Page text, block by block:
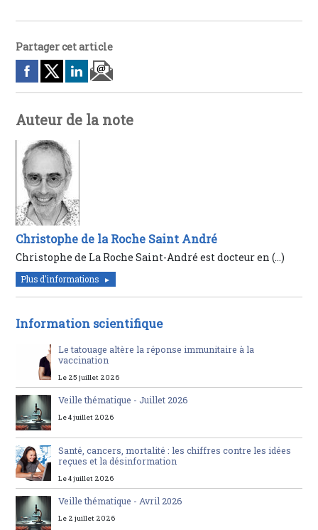
Partager cet article
Auteur de la note
Christophe de la Roche Saint André
Christophe de La Roche Saint-André est docteur en (…)
Plus d'informations
Information scientifique
Le tatouage altère la réponse immunitaire à la
vaccination
Le 25 juillet 2026
Veille thématique - Juillet 2026
Le 4 juillet 2026
Santé, cancers, mortalité : les chiffres contre les idées
reçues et la désinformation
Le 4 juillet 2026
Veille thématique - Avril 2026
Le 2 juillet 2026